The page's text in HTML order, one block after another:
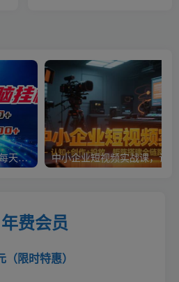
星影汇最新电脑挂机单机每天300+团队管道收益轻松日入1000+
费会员
限时特惠）